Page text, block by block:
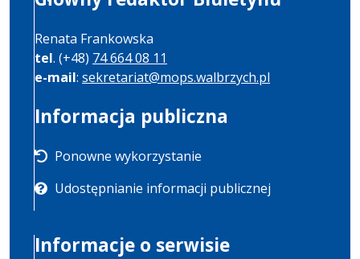
Renata Frankowska
tel. (+48) 74 664 08 11
e-mail: sekretariat@mops.walbrzych.pl
Informacja publiczna
Ponowne wykorzystanie
Udostępnianie informacji publicznej
Informacje o serwisie